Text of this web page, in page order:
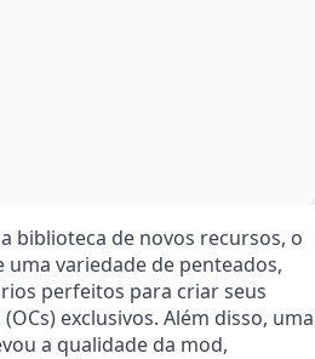
biblioteca de novos recursos, o
uma variedade de penteados,
perfeitos para criar seus
exclusivos. Além disso, uma
a qualidade da mod,